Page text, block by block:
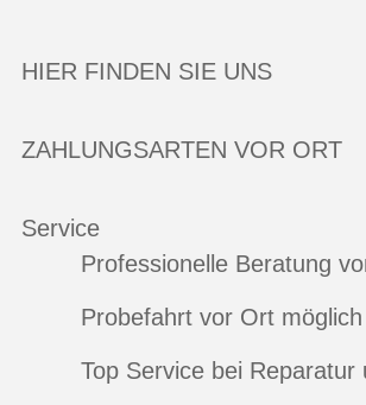
HIER FINDEN SIE UNS
ZAHLUNGSARTEN VOR ORT
Service
Professionelle Beratung
Probefahrt vor Ort möglich
Top Service bei Reparatur